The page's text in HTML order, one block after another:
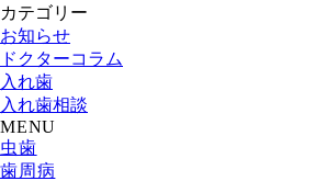
カテゴリー
お知らせ
ドクターコラム
入れ歯
入れ歯相談
MENU
虫歯
歯周病